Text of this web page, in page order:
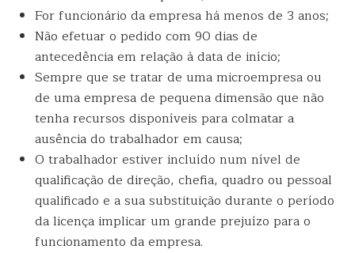
For funcionário da empresa há menos de 3 anos;
Não efetuar o pedido com 90 dias de
antecedência em relação à data de início;
Sempre que se tratar de uma microempresa ou
de uma empresa de pequena dimensão que não
tenha recursos disponíveis para colmatar a
ausência do trabalhador em causa;
O trabalhador estiver incluído num nível de
qualificação de direção, chefia, quadro ou pessoal
qualificado e a sua substituição durante o período
da licença implicar um grande prejuízo para o
funcionamento da empresa.